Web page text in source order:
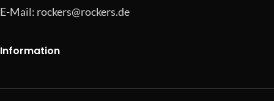
E-Mail: rockers@rockers.de
Information